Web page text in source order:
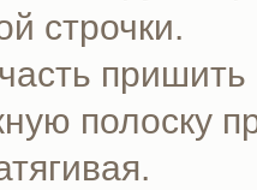
строчки.
полоску